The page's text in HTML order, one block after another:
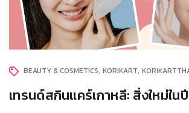
BEAUTY & COSMETICS KORIKART
เทรนด์สกินแคร์เกาหลี: สิ่งใหม่ใน